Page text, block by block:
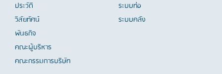
ประวัติ
วิสัยทัศน์
พันธกิจ
คณะผู้บริหาร
คณะกรรมการบริษัท
ระบบท่อ
ระบบคลัง